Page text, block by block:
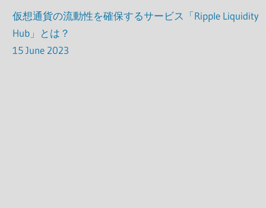
仮想通貨の流動性を確保するサービス「Ripple Liquidity
Hub」とは？
15 June 2023